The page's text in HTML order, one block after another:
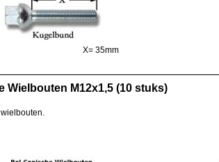
X= 35mm
Wielbouten M12x1,5 (10 stuks)